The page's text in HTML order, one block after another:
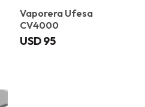
Vaporera Ufesa
CV4000
USD95